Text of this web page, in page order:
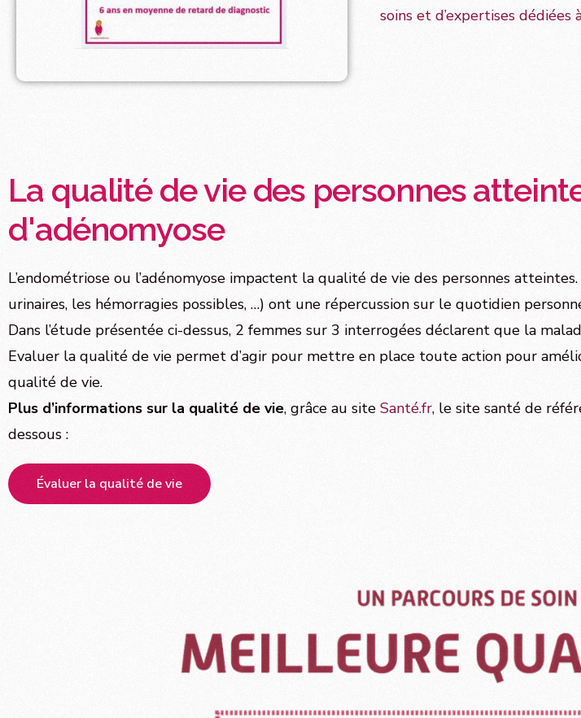
soins et d’expertises dédiées
La qualité de vie des personnes
d'adénomyose
L’endométriose ou l’adénomyose impactent la qualité de vie des personnes
urinaires, les hémorragies possibles, …) ont une répercussion sur le quotidien
Dans l’étude présentée ci-dessus, 2 femmes sur 3 interrogées déclarent que la
Evaluer la qualité de vie permet d’agir pour mettre en place toute action pour
qualité de vie.
Plus d’informations sur la qualité de vie, grâce au site Santé.fr, le site santé de
dessous :
Évaluer la qualité de vie